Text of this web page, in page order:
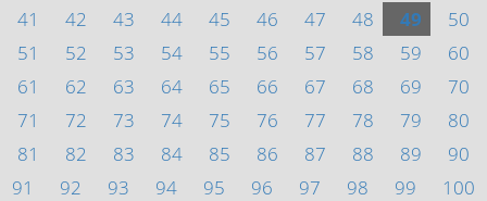
41
42 43 44 45 46 47 48 49
50
51
52 53 54 55 56 57 58 59
60
61
62 63 64 65 66 67 68 69
70
71
72 73 74 75 76 77 78 79
80
81
82 83 84 85 86 87 88 89
90
91
92 93 94 95 96 97 98 99
100